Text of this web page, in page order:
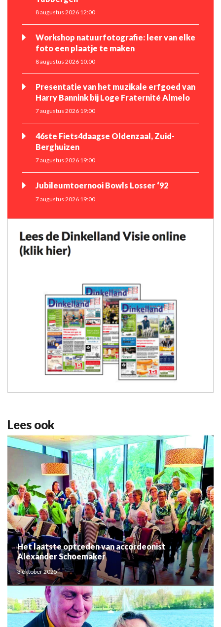
8 augustus 2026 12:00
Workshop natuurfotografie: leer van elke
foto een plaatje te maken
8 augustus 2026 10:00
Presentatie van het muzikale erfgoed van
Harry Bannink bij Loge Fraternité Almelo
7 augustus 2026 19:00
46ste Fiets4daagse Oldenzaal, Zuid-
Berghuizen
7 augustus 2026 19:00
Jubileumtoernooi Bowls Losser ‘92
7 augustus 2026 19:00
Lees ook
Het laatste optreden van accordeonist
Alexander Schoemaker
3 oktober 2025